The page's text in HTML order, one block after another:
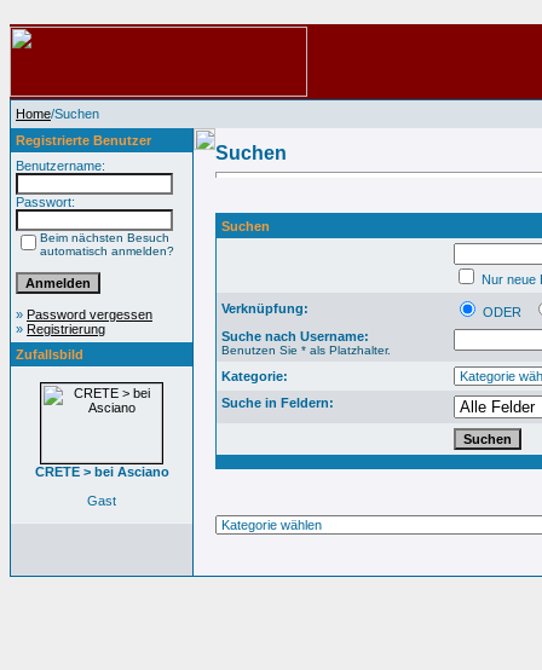
Home/Suchen
Registrierte Benutzer
Benutzername:
Passwort:
Beim nächsten Besuch
automatisch anmelden?
» Password vergessen
» Registrierung
Zufallsbild
CRETE > bei Asciano
Gast
Suchen
Suchen
Nur neue
Verknüpfung:
ODER
Suche nach Username:
Benutzen Sie * als Platzhalter.
Kategorie:
Suche in Feldern: